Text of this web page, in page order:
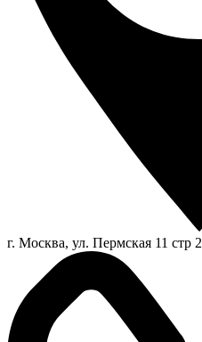
г. Москва, ул. Пермская 11 стр 2